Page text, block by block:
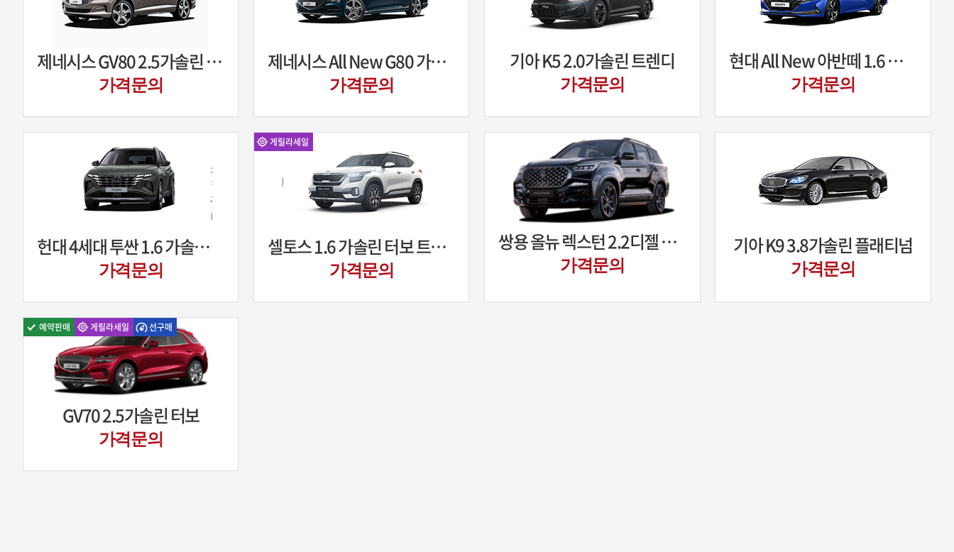
제네시스 GV80 2.5가솔린 터보
가격문의
제네시스 All New G80 가솔린 2.5 터보
가격문의
기아 K5 2.0가솔린 트렌디
가격문의
현대 All New 아반떼 1.6 스마트
가격문의
헌대 4세대 투싼 1.6 가솔린 터보 모던
가격문의
게릴라세일
셀토스 1.6 가솔린 터보 트렌디
가격문의
쌍용 올뉴 렉스턴 2.2디젤 럭셔리
가격문의
기아 K9 3.8가솔린 플래티넘
가격문의
예약판매 게릴라세일 선구매
GV70 2.5가솔린 터보
가격문의